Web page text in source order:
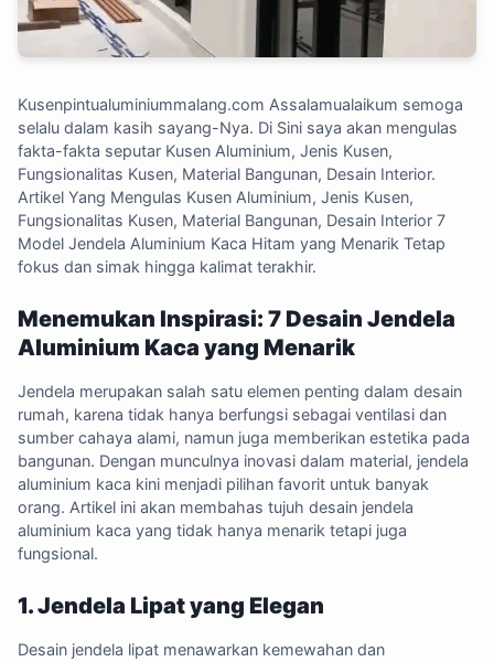
Kusenpintualuminiummalang.com Assalamualaikum semoga
selalu dalam kasih sayang-Nya. Di Sini saya akan mengulas
fakta-fakta seputar Kusen Aluminium, Jenis Kusen,
Fungsionalitas Kusen, Material Bangunan, Desain Interior.
Artikel Yang Mengulas Kusen Aluminium, Jenis Kusen,
Fungsionalitas Kusen, Material Bangunan, Desain Interior 7
Model Jendela Aluminium Kaca Hitam yang Menarik Tetap
fokus dan simak hingga kalimat terakhir.
Menemukan Inspirasi: 7 Desain Jendela
Aluminium Kaca yang Menarik
Jendela merupakan salah satu elemen penting dalam desain
rumah, karena tidak hanya berfungsi sebagai ventilasi dan
sumber cahaya alami, namun juga memberikan estetika pada
bangunan. Dengan munculnya inovasi dalam material, jendela
aluminium kaca kini menjadi pilihan favorit untuk banyak
orang. Artikel ini akan membahas tujuh desain jendela
aluminium kaca yang tidak hanya menarik tetapi juga
fungsional.
1. Jendela Lipat yang Elegan
Desain jendela lipat menawarkan kemewahan dan